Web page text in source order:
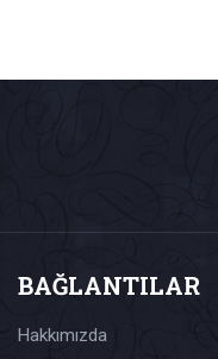
BAĞLANTILAR
Hakkımızda